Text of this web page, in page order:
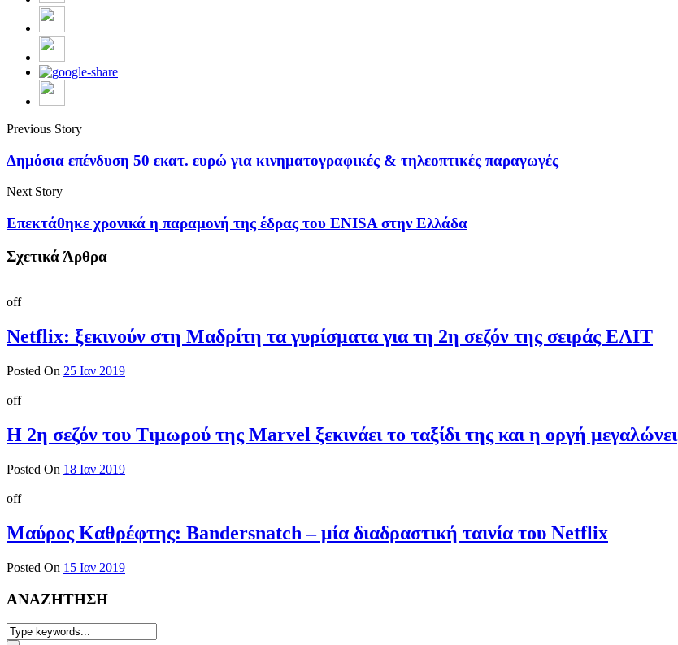
Previous Story
Δημόσια επένδυση 50 εκατ. ευρώ για κινηματογραφικές & τηλεοπτικές παραγωγές
Next Story
Επεκτάθηκε χρονικά η παραμονή της έδρας του ENISA στην Ελλάδα
Σχετικά Άρθρα
off
Netflix: ξεκινούν στη Μαδρίτη τα γυρίσματα για τη 2η σεζόν της σειράς ΕΛΙΤ
Posted On 25 Ιαν 2019
off
Η 2η σεζόν του Τιμωρού της Marvel ξεκινάει το ταξίδι της και η οργή μεγαλώνει
Posted On 18 Ιαν 2019
off
Μαύρος Καθρέφτης: Bandersnatch – μία διαδραστική ταινία του Netflix
Posted On 15 Ιαν 2019
ΑΝΑΖΗΤΗΣΗ